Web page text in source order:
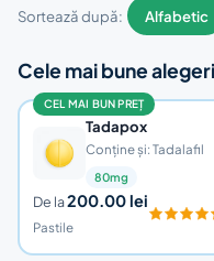
Sortează după: Alfabetic
Cele mai bune alegeri
CEL MAI BUN PREȚ
Tadapox
Conține și: Tadalafil
80mg
De la200.00 lei
Pastile